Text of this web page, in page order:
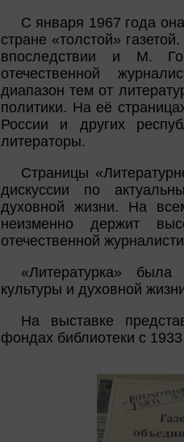
С января 1967 года
стране «толстой»
впоследствии и М.
отечественной
диапазон тем от
политики. На её
России и других
литераторы.
Страницы
дискуссии по
духовной жизни. На
неизменно держит
отечественной
«Литературка»
культуры и духовной
На выставке
фондах библиотеки с